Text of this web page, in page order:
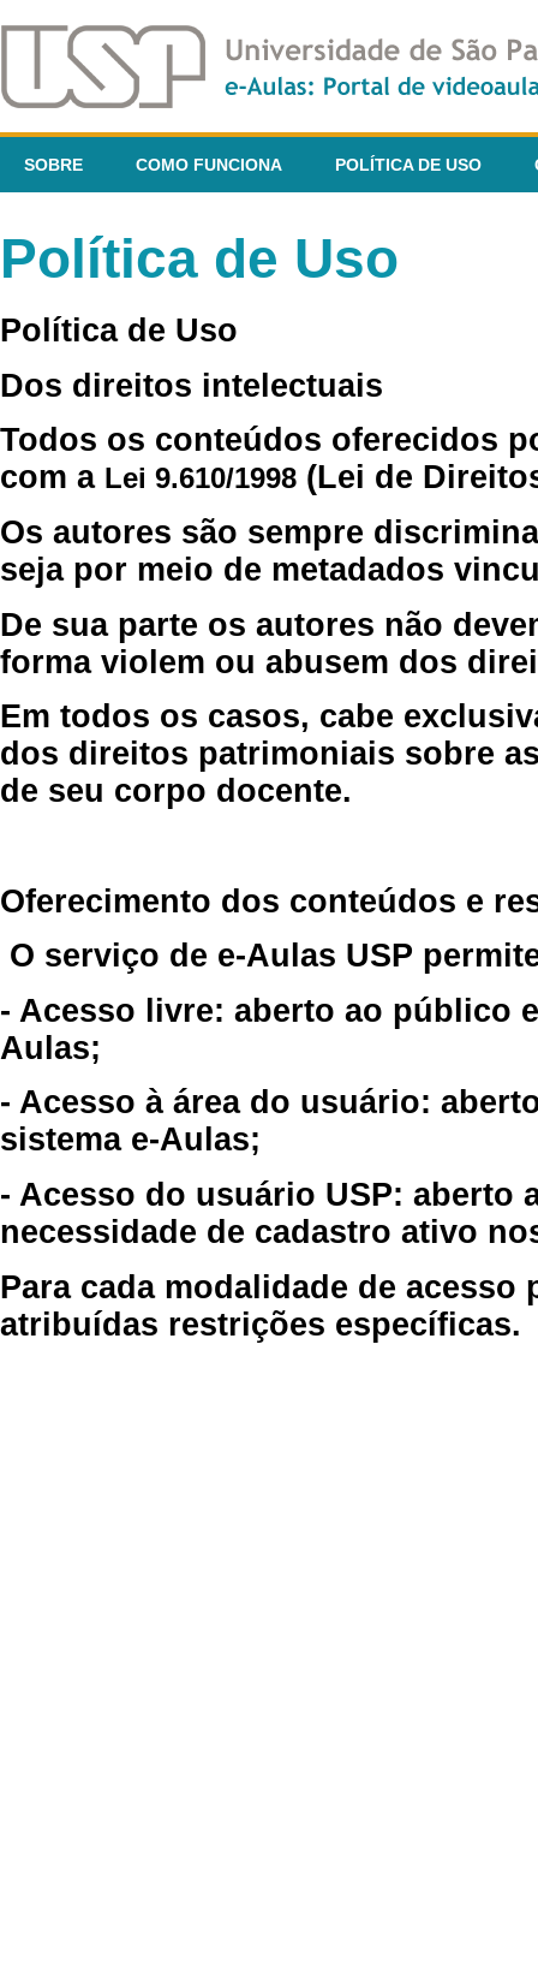
SOBRE COMO FUNCIONA POLÍTICA DE USO
Política de Uso
Política de Uso
Dos direitos intelectuais
Todos os conteúdos oferecidos
com a Lei 9.610/1998 (Lei de
Os autores são sempre
seja por meio de metadados
De sua parte os autores não
forma violem ou abusem dos
Em todos os casos, cabe
dos direitos patrimoniais sobre
de seu corpo docente.
Oferecimento dos conteúdos e
O serviço de e-Aulas USP
- Acesso livre: aberto ao público
Aulas;
- Acesso à área do usuário:
sistema e-Aulas;
- Acesso do usuário USP: aberto
necessidade de cadastro ativo
Para cada modalidade de
atribuídas restrições específicas.